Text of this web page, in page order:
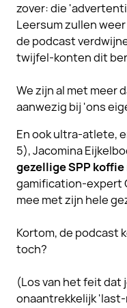
zover: die
Leersum zullen
de podcast
twijfel-konten dit
We zijn al met meer
aanwezig bij 'ons
En ook ultra-atlete,
5), Jacomina
gezellige SPP
gamification-expert
mee met zijn hele
Kortom, de podcast
toch?
(Los van het feit dat
onaantrekkelijk